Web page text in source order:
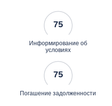
75
Информирование об
условиях
75
Погашение задолженности